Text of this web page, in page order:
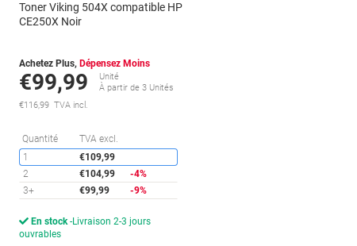
Économies
Toner Viking 504X compatible HP
CE250X Noir
Achetez Plus, Dépensez Moins
€99,99
Unité
À partir de 3 Unités
€116,99 TVA incl.
Quantité TVA excl.
1
€109,99
2
€104,99
-4%
3+
€99,99 -9%
En stock Livraison 2-3 jours
ouvrables